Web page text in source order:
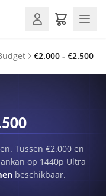
€2.000 - €2.500
Tussen €2.000 en
op 1440p Ultra
beschikbaar.